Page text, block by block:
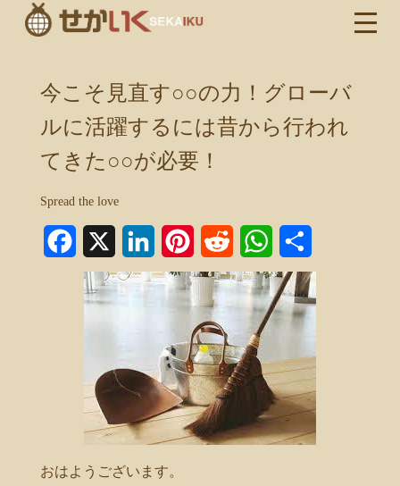
今こそ見直す○○の力！グローバ
ルに活躍するには昔から行われ
てきた○○が必要！
Spread the love
Facebook LinkedInPinterest Reddit WhatsApp
有
おはようございます。